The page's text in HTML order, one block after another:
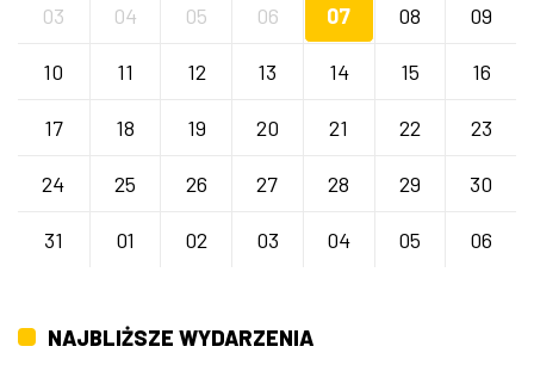
03 04 05 06 07 08 09
10 11 12 13 14 15 16
17 18 19 20 21 22 23
24 25 26 27 28 29 30
31 01 02 03 04 05 06
NAJBLIŻSZE WYDARZENIA